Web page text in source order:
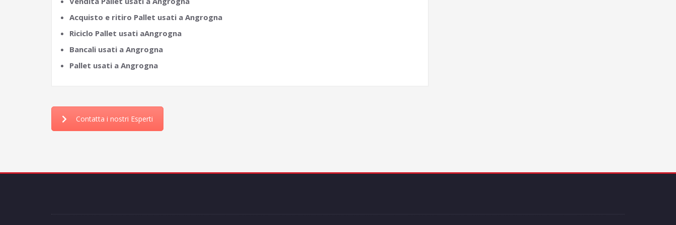
Acquisto e ritiro Pallet usati a Angrogna
Riciclo Pallet usati aAngrogna
Bancali usati a Angrogna
Pallet usati a Angrogna
Contatta i nostri Esperti